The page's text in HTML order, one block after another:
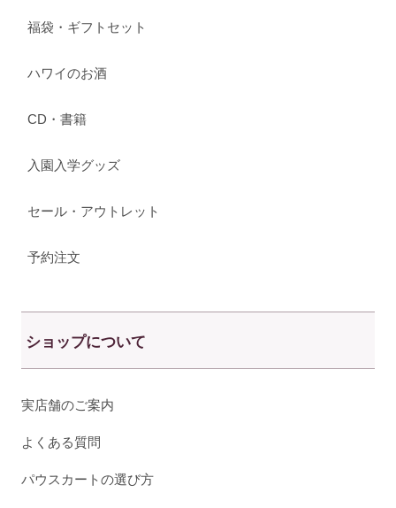
福袋・ギフトセット
ハワイのお酒
CD・書籍
入園入学グッズ
セール・アウトレット
予約注文
ショップについて
実店舗のご案内
よくある質問
パウスカートの選び方